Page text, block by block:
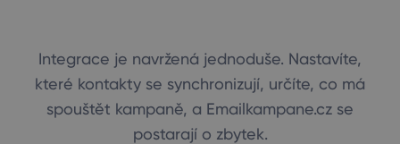
Integrace je navržená jednoduše. Nastavíte,
které kontakty se synchronizují, určíte, co má
spouštět kampaně, a Emailkampane.cz se
postarají o zbytek.